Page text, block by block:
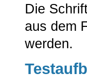
Die
aus dem
werden.